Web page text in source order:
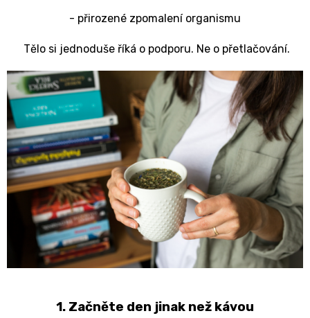
- přirozené zpomalení organismu
Tělo si jednoduše říká o podporu. Ne o přetlačování.
1. Začněte den jinak než kávou